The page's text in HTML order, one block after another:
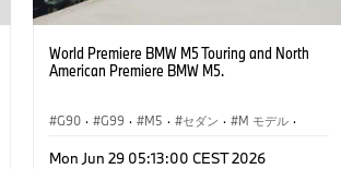
World Premiere BMW M5 Touring and North
American Premiere BMW M5.
G90 · G99 · M5 · セダン · M モデル ·
Mon Jun 29 05:13:00 CEST 2026